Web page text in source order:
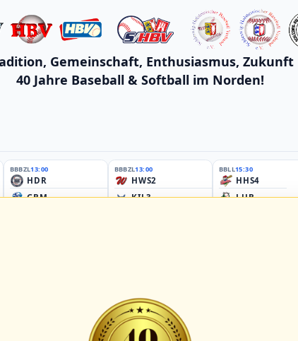
Gemeinschaft, Enthusiasmus, Zukunft
40 Jahre Baseball & Softball im Norden!
BBBZL13:00
HDR
GBM
BBBZL13:00
HWS2
KIL3
BBLL15:30
HHS4
LUB
Germany